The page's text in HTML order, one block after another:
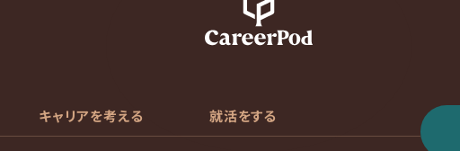
キャリアを考える 就活をする